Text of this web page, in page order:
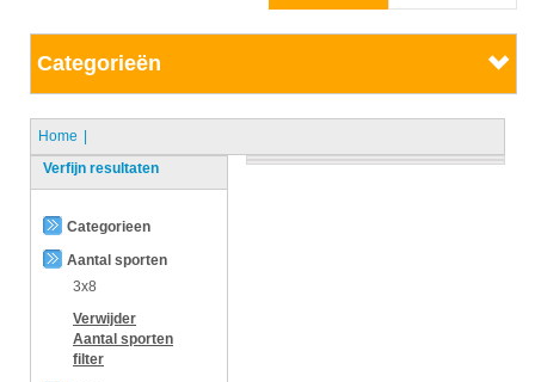
Categorieën
Home
Verfijn resultaten
Categorieen
Aantal sporten
3x8
Verwijder
Aantal sporten
filter